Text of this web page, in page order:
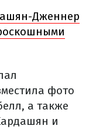
Дженнер
фото
а также
и